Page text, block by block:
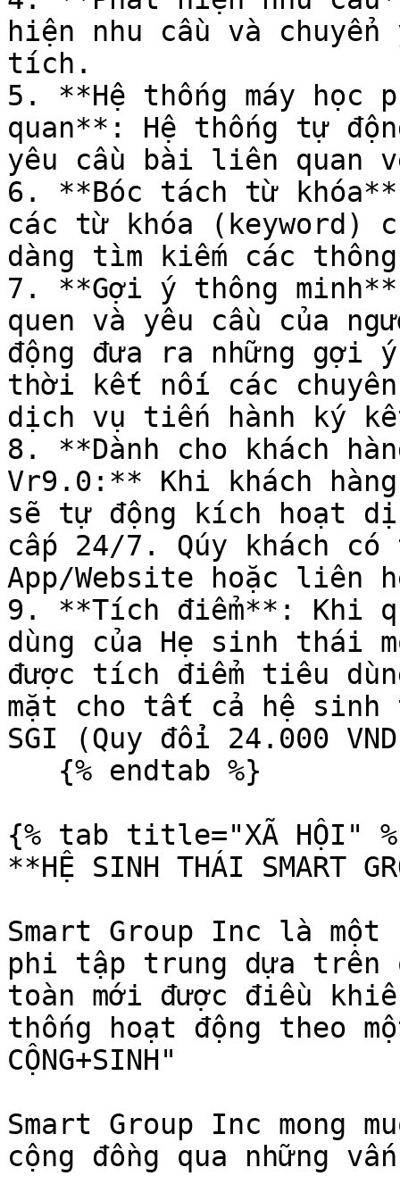
hiện nhu cầu và chuyển
tích.
5. **Hệ thống máy học
quan**: Hệ thống tự
yêu cầu bài liên quan
6. **Bóc tách từ
các từ khóa (keyword)
dàng tìm kiếm các
7. **Gợi ý thông
quen và yêu cầu của
động đưa ra những gợi
thời kết nối các
dịch vụ tiến hành ký
8. **Dành cho khách
Vr9.0:** Khi khách
sẽ tự động kích hoạt
cấp 24/7. Qúy khách
App/Website hoặc liên
9. **Tích điểm**: Khi
dùng của Hẹ sinh thái
được tích điểm tiêu
mặt cho tất cả hệ
SGI (Quy đổi 24.000
{% tab title="XÃ HỘI"
**HỆ SINH THÁI SMART
Smart Group Inc là một
phi tập trung dựa trên
toàn mới được điều
thống hoạt động theo
CỘNG+SINH"
Smart Group Inc mong
cộng đồng qua những